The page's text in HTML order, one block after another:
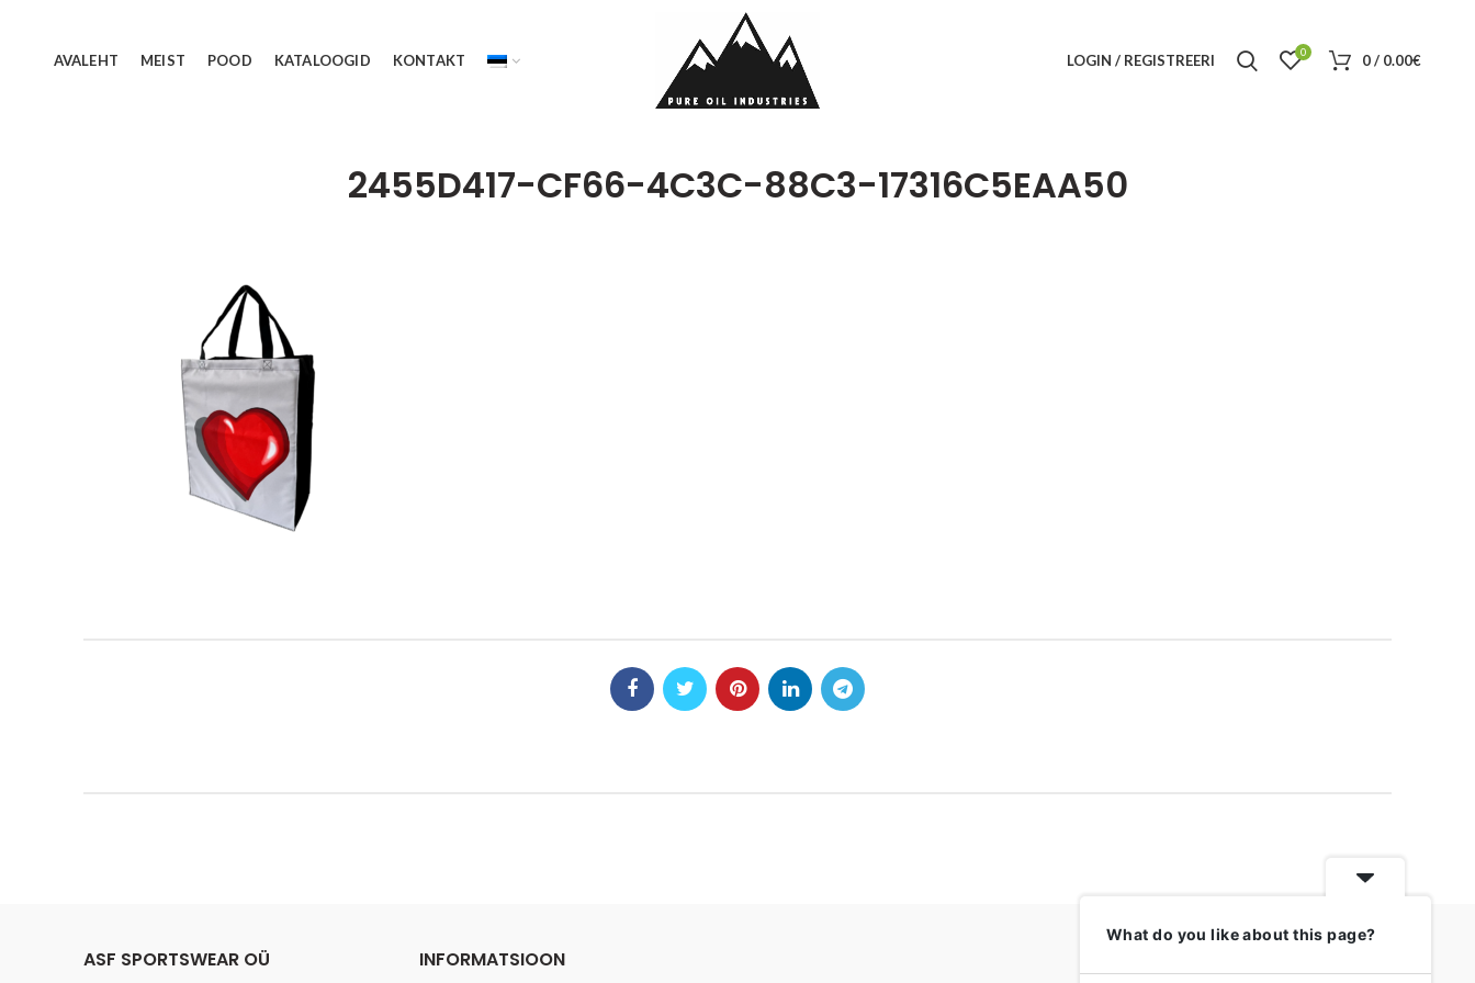
AVALEHT MEIST POOD KATALOOGID KONTAKT LOGIN / REGISTREERI 0 0/ 0.00€
2455D417-CF66-4C3C-88C3-17316C5EAA50
ASF SPORTSWEAR OÜ INFORMATSIOON
What do you like about this page?